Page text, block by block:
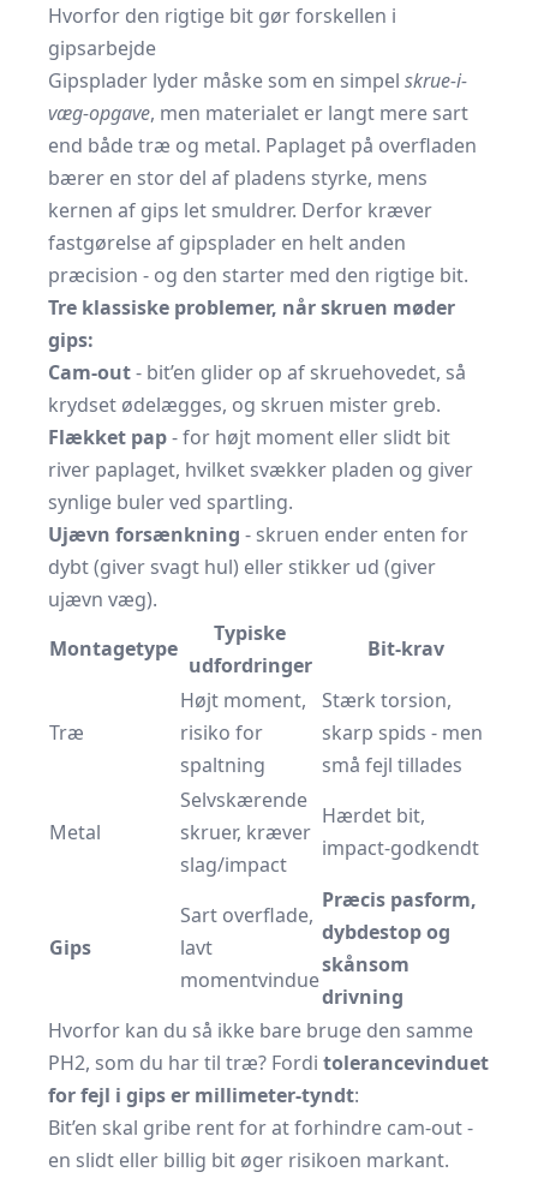
Hvorfor den rigtige bit gør forskellen i
gipsarbejde
Gipsplader lyder måske som en simpel skrue-i-
væg-opgave, men materialet er langt mere sart
end både træ og metal. Paplaget på overfladen
bærer en stor del af pladens styrke, mens
kernen af gips let smuldrer. Derfor kræver
fastgørelse af gipsplader en helt anden
præcision - og den starter med den rigtige bit.
Tre klassiske problemer, når skruen møder
gips:
Cam-out- bit’en glider op af skruehovedet, så
krydset ødelægges, og skruen mister greb.
Flækket pap- for højt moment eller slidt bit
river paplaget, hvilket svækker pladen og giver
synlige buler ved spartling.
Ujævn forsænkning - skruen ender enten for
dybt (giver svagt hul) eller stikker ud (giver
ujævn væg).
Montagetype
Typiske
udfordringer
Bit-krav
Træ
Højt moment,
risiko for
spaltning
Stærk torsion,
skarp spids - men
små fejl tillades
Metal
Selvskærende
skruer, kræver
slag/impact
Hærdet bit,
impact-godkendt
Gips
Sart overflade,
lavt
momentvindue
Præcis pasform,
dybdestop og
skånsom
drivning
Hvorfor kan du så ikke bare bruge den samme
PH2, som du har til træ? Fordi tolerancevinduet
for fejl i gips er millimeter-tyndt:
Bit’en skal gribe rent for at forhindre cam-out -
en slidt eller billig bit øger risikoen markant.